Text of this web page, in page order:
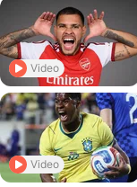
Video
Video